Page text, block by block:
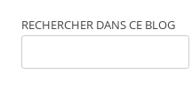
articles
RECHERCHER DANS CE BLOG